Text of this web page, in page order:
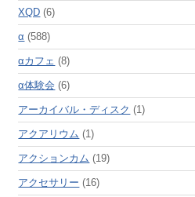
XQD (6)
α (588)
αカフェ (8)
α体験会 (6)
アーカイバル・ディスク (1)
アクアリウム (1)
アクションカム (19)
アクセサリー (16)